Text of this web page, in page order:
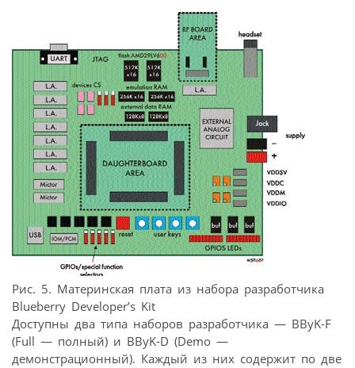
Рис. 5. Материнская плата из набора разработчика
Blueberry Developer’s Kit
Доступны два типа наборов разработчика — BByK-F
(Full — полный) и BByK-D (Demo —
демонстрационный). Каждый из них содержит по две